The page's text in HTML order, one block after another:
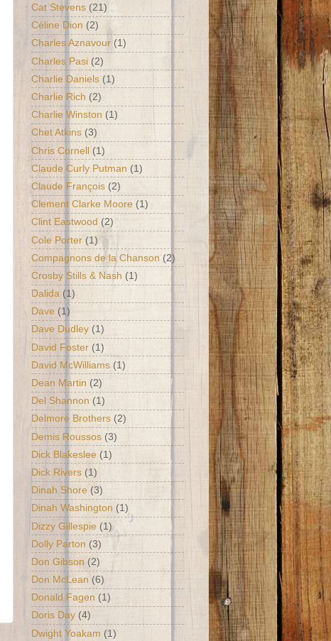
Cat Stevens (21)
Céline Dion (2)
Charles Aznavour (1)
Charles Pasi (2)
Charlie Daniels (1)
Charlie Rich (2)
Charlie Winston (1)
Chet Atkins (3)
Chris Cornell (1)
Claude Curly Putman (1)
Claude François (2)
Clement Clarke Moore (1)
Clint Eastwood (2)
Cole Porter (1)
Compagnons de la Chanson (2)
Crosby Stills & Nash (1)
Dalida (1)
Dave (1)
Dave Dudley (1)
David Foster (1)
David McWilliams (1)
Dean Martin (2)
Del Shannon (1)
Delmore Brothers (2)
Demis Roussos (3)
Dick Blakeslee (1)
Dick Rivers (1)
Dinah Shore (3)
Dinah Washington (1)
Dizzy Gillespie (1)
Dolly Parton (3)
Don Gibson (2)
Don McLean (6)
Donald Fagen (1)
Doris Day (4)
Dwight Yoakam (1)